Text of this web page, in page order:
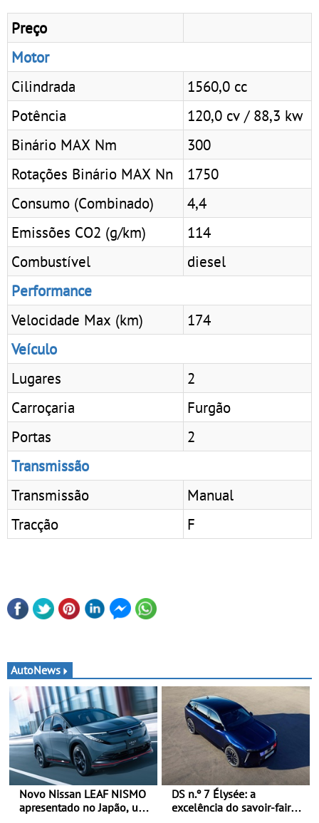
Preço
Motor
Cilindrada
1560,0 cc
Potência
120,0 cv / 88,3 kw
Binário MAX Nm
300
Rotações Binário MAX Nn
1750
Consumo (Combinado)
4,4
Emissões CO2 (g/km)
114
Combustível
diesel
Performance
Velocidade Max (km)
174
Veículo
Lugares
2
Carroçaria
Furgão
Portas
2
Transmissão
Transmissão
Manual
Tracção
F
AutoNews
Novo Nissan LEAF NISMO
apresentado no Japão, uma
DS n.º 7 Élysée: a
excelência do savoir-faire